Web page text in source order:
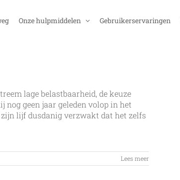
Onze hulpmiddelen Gebruikerservaringen
lage belastbaarheid, de keuze
nog geen jaar geleden volop in het
lijf dusdanig verzwakt dat het zelfs
Lees meer